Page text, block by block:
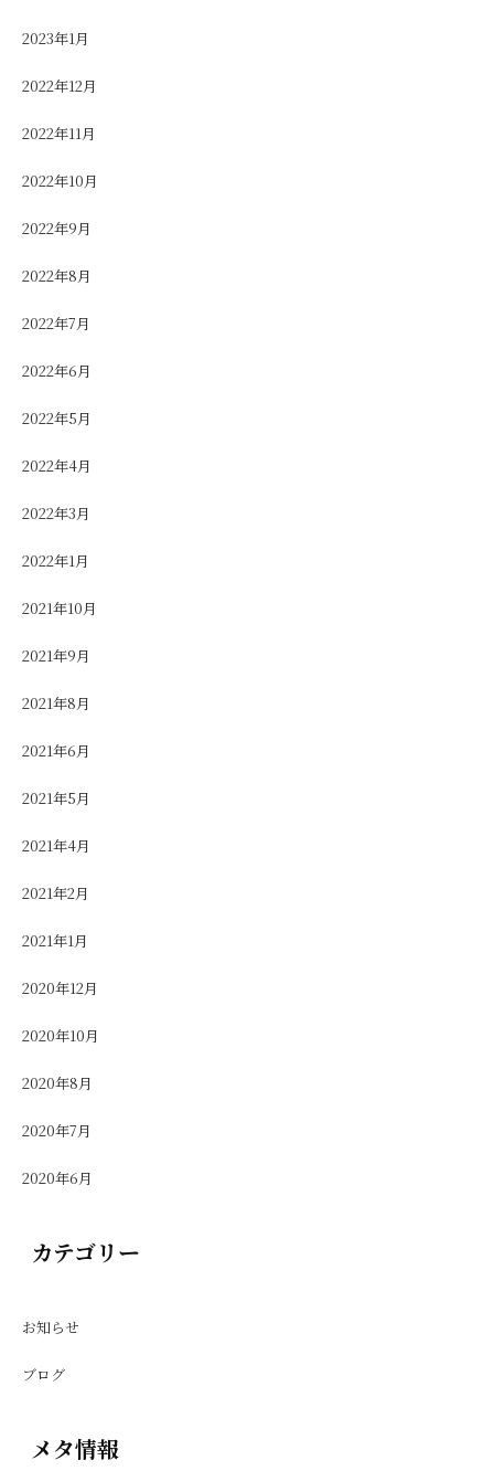
2023年1月
2022年12月
2022年11月
2022年10月
2022年9月
2022年8月
2022年7月
2022年6月
2022年5月
2022年4月
2022年3月
2022年1月
2021年10月
2021年9月
2021年8月
2021年6月
2021年5月
2021年4月
2021年2月
2021年1月
2020年12月
2020年10月
2020年8月
2020年7月
2020年6月
カテゴリー
お知らせ
ブログ
メタ情報